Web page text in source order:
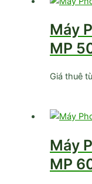
Máy
MP
Giá thuê
Máy
MP